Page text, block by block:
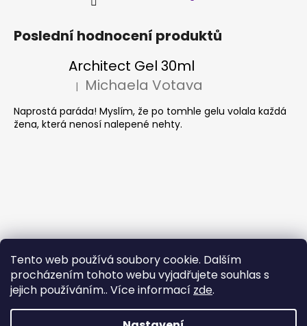
Tento web používá soubory cookie. Dalším
procházením tohoto webu vyjadřujete souhlas s
jejich používáním.. Více informací zde.
Poslední hodnocení produktů
Architect Gel 30ml
Hodnocení produktu je 5 z 5 hvězdiček.
| Michaela Votava
Naprostá paráda! Myslím, že po tomhle gelu volala každá
žena, která nenosí nalepené nehty.